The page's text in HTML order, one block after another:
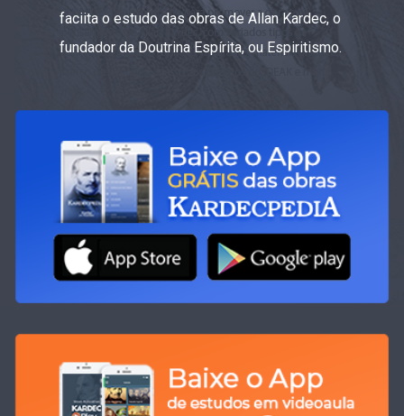
faciita o estudo das obras de Allan Kardec, o
fundador da Doutrina Espírita, ou Espiritismo.